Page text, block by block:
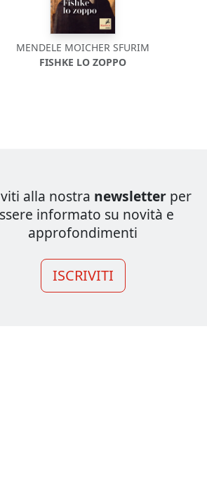
MENDELE MOICHER SFURIM
FISHKE LO ZOPPO
alla nostra newsletter per
informato su novità e
approfondimenti
ISCRIVITI